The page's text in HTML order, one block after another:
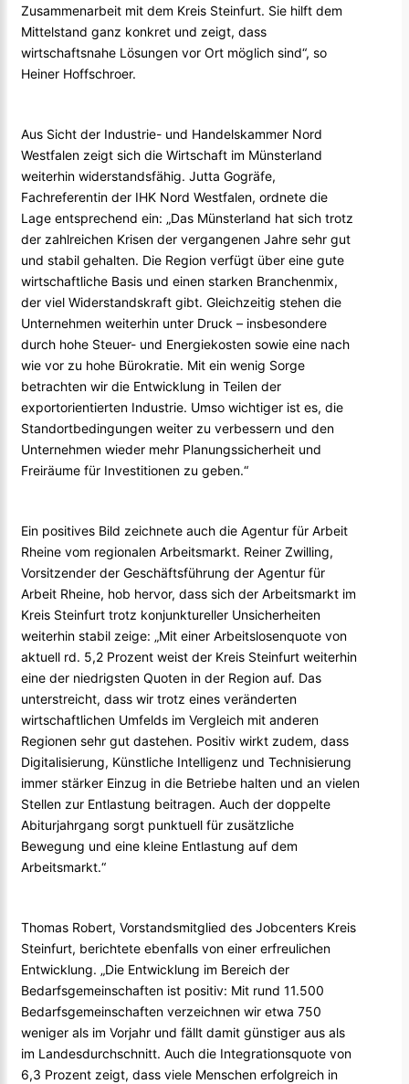
Zusammenarbeit mit dem Kreis Steinfurt. Sie hilft dem
Mittelstand ganz konkret und zeigt, dass
wirtschaftsnahe Lösungen vor Ort möglich sind“, so
Heiner Hoffschroer.
Aus Sicht der Industrie- und Handelskammer Nord
Westfalen zeigt sich die Wirtschaft im Münsterland
weiterhin widerstandsfähig. Jutta Gogräfe,
Fachreferentin der IHK Nord Westfalen, ordnete die
Lage entsprechend ein: „Das Münsterland hat sich trotz
der zahlreichen Krisen der vergangenen Jahre sehr gut
und stabil gehalten. Die Region verfügt über eine gute
wirtschaftliche Basis und einen starken Branchenmix,
der viel Widerstandskraft gibt. Gleichzeitig stehen die
Unternehmen weiterhin unter Druck – insbesondere
durch hohe Steuer- und Energiekosten sowie eine nach
wie vor zu hohe Bürokratie. Mit ein wenig Sorge
betrachten wir die Entwicklung in Teilen der
exportorientierten Industrie. Umso wichtiger ist es, die
Standortbedingungen weiter zu verbessern und den
Unternehmen wieder mehr Planungssicherheit und
Freiräume für Investitionen zu geben.“
Ein positives Bild zeichnete auch die Agentur für Arbeit
Rheine vom regionalen Arbeitsmarkt. Reiner Zwilling,
Vorsitzender der Geschäftsführung der Agentur für
Arbeit Rheine, hob hervor, dass sich der Arbeitsmarkt im
Kreis Steinfurt trotz konjunktureller Unsicherheiten
weiterhin stabil zeige: „Mit einer Arbeitslosenquote von
aktuell rd. 5,2 Prozent weist der Kreis Steinfurt weiterhin
eine der niedrigsten Quoten in der Region auf. Das
unterstreicht, dass wir trotz eines veränderten
wirtschaftlichen Umfelds im Vergleich mit anderen
Regionen sehr gut dastehen. Positiv wirkt zudem, dass
Digitalisierung, Künstliche Intelligenz und Technisierung
immer stärker Einzug in die Betriebe halten und an vielen
Stellen zur Entlastung beitragen. Auch der doppelte
Abiturjahrgang sorgt punktuell für zusätzliche
Bewegung und eine kleine Entlastung auf dem
Arbeitsmarkt.“
Thomas Robert, Vorstandsmitglied des Jobcenters Kreis
Steinfurt, berichtete ebenfalls von einer erfreulichen
Entwicklung. „Die Entwicklung im Bereich der
Bedarfsgemeinschaften ist positiv: Mit rund 11.500
Bedarfsgemeinschaften verzeichnen wir etwa 750
weniger als im Vorjahr und fällt damit günstiger aus als
im Landesdurchschnitt. Auch die Integrationsquote von
6,3 Prozent zeigt, dass viele Menschen erfolgreich in